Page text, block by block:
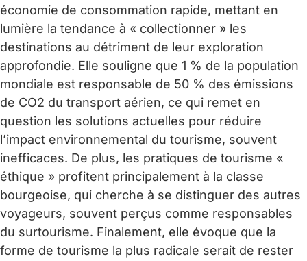
économie de consommation rapide, mettant en
lumière la tendance à « collectionner » les
destinations au détriment de leur exploration
approfondie. Elle souligne que 1 % de la population
mondiale est responsable de 50 % des émissions
de CO2 du transport aérien, ce qui remet en
question les solutions actuelles pour réduire
l’impact environnemental du tourisme, souvent
inefficaces. De plus, les pratiques de tourisme «
éthique » profitent principalement à la classe
bourgeoise, qui cherche à se distinguer des autres
voyageurs, souvent perçus comme responsables
du surtourisme. Finalement, elle évoque que la
forme de tourisme la plus radicale serait de rester